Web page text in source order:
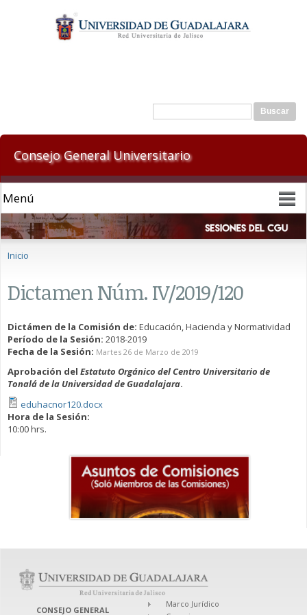
contenido
principal
Formulario de búsqueda
Buscar
Consejo General Universitario
Inicio
Dictamen Núm. IV/2019/120
Dictámen de la Comisión de: Educación, Hacienda y Normatividad
Período de la Sesión: 2018-2019
Fecha de la Sesión: Martes 26 de Marzo de 2019
Aprobación del Estatuto Orgánico del Centro Universitario de
Tonalá de la Universidad de Guadalajara.
eduhacnor120.docx
Hora de la Sesión:
10:00 hrs.
CONSEJO GENERAL
Marco Jurídico